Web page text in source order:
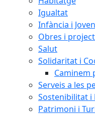
Igualtat
Infància i
Obres i
Salut
Solidaritat i
Caminem
Serveis a les
Sostenibilitat
Patrimoni i